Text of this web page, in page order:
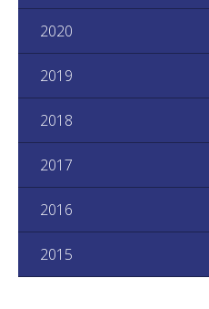
2020
2019
2018
2017
2016
2015